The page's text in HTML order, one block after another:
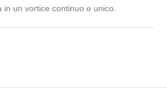
in un vortice continuo e unico.